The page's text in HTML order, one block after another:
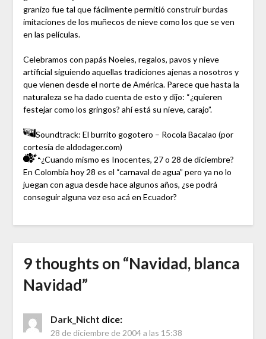
granizo fue tal que fácilmente permitió construir burdas
imitaciones de los muñecos de nieve como los que se ven
en las películas.
Celebramos con papás Noeles, regalos, pavos y nieve
artificial siguiendo aquellas tradiciones ajenas a nosotros y
que vienen desde el norte de América. Parece que hasta la
naturaleza se ha dado cuenta de esto y dijo: “¿quieren
festejar como los gringos? ahí está su nieve, carajo”.
Soundtrack: El burrito gogotero – Rocola Bacalao (por
cortesía de aldodager.com)
¿Cuando mismo es Inocentes, 27 o 28 de diciembre?
En Colombia hoy 28 es el “carnaval de agua” pero ya no lo
juegan con agua desde hace algunos años, ¿se podrá
conseguir alguna vez eso acá en Ecuador?
9 thoughts on “Navidad, blanca
Navidad”
Dark_Nicht dice:
28 de diciembre de 2004 a las 15:38